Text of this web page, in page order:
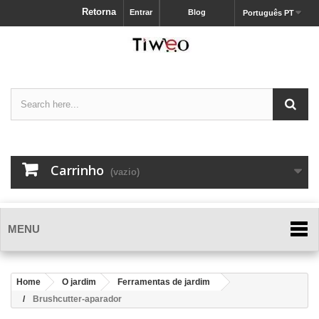
Português PT
Blog
Entrar
Retorna
Carrinho (vazio)
MENU
Home O jardim
Ferramentas de jardim
Brushcutter-aparador